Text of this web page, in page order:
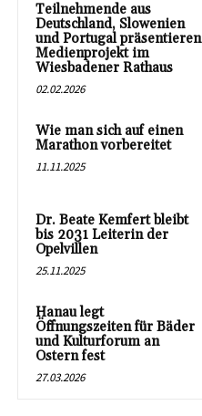
Teilnehmende aus
Deutschland, Slowenien
und Portugal präsentieren
Medienprojekt im
Wiesbadener Rathaus
02.02.2026
Wie man sich auf einen
Marathon vorbereitet
11.11.2025
Dr. Beate Kemfert bleibt
bis 2031 Leiterin der
Opelvillen
25.11.2025
Hanau legt
Öffnungszeiten für Bäder
und Kulturforum an
Ostern fest
27.03.2026